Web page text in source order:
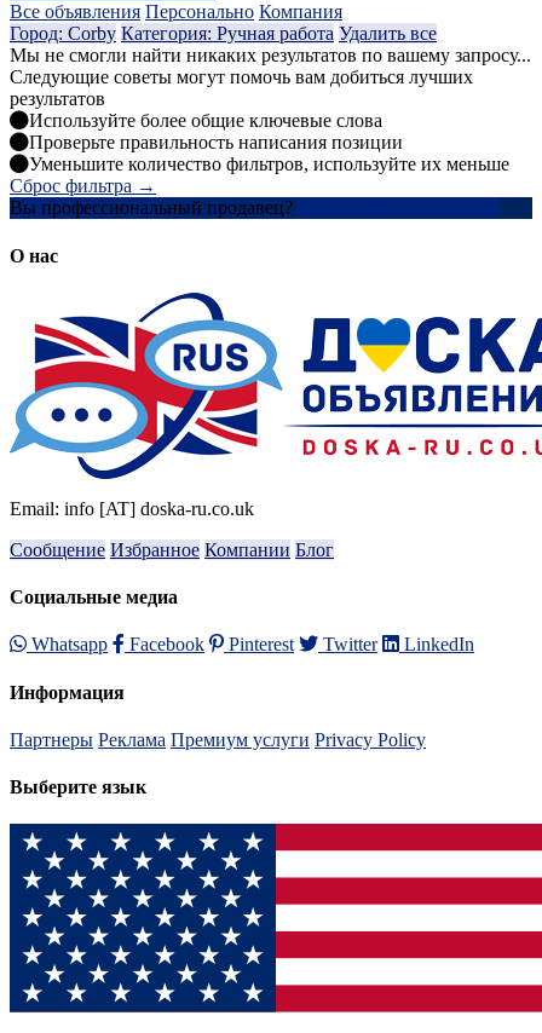
Все объявления Персонально Компания
Город: Corby Категория: Ручная работа Удалить все
Мы не смогли найти никаких результатов по вашему запросу...
Следующие советы могут помочь вам добиться лучших
результатов
Используйте более общие ключевые слова
Проверьте правильность написания позиции
Уменьшите количество фильтров, используйте их меньше
Сброс фильтра →
Вы профессиональный продавец?
О нас
Email: info [AT] doska-ru.co.uk
Сообщение Избранное Компании Блог
Социальные медиа
Whatsapp Facebook Pinterest Twitter LinkedIn
Информация
Партнеры Реклама Премиум услуги Privacy Policy
Выберите язык